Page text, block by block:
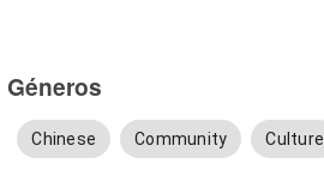
Géneros
Chinese Community Culture